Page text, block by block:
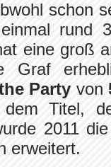
schon
rund
eine groß
Graf
Party von
dem Titel,
2011
erweitert.